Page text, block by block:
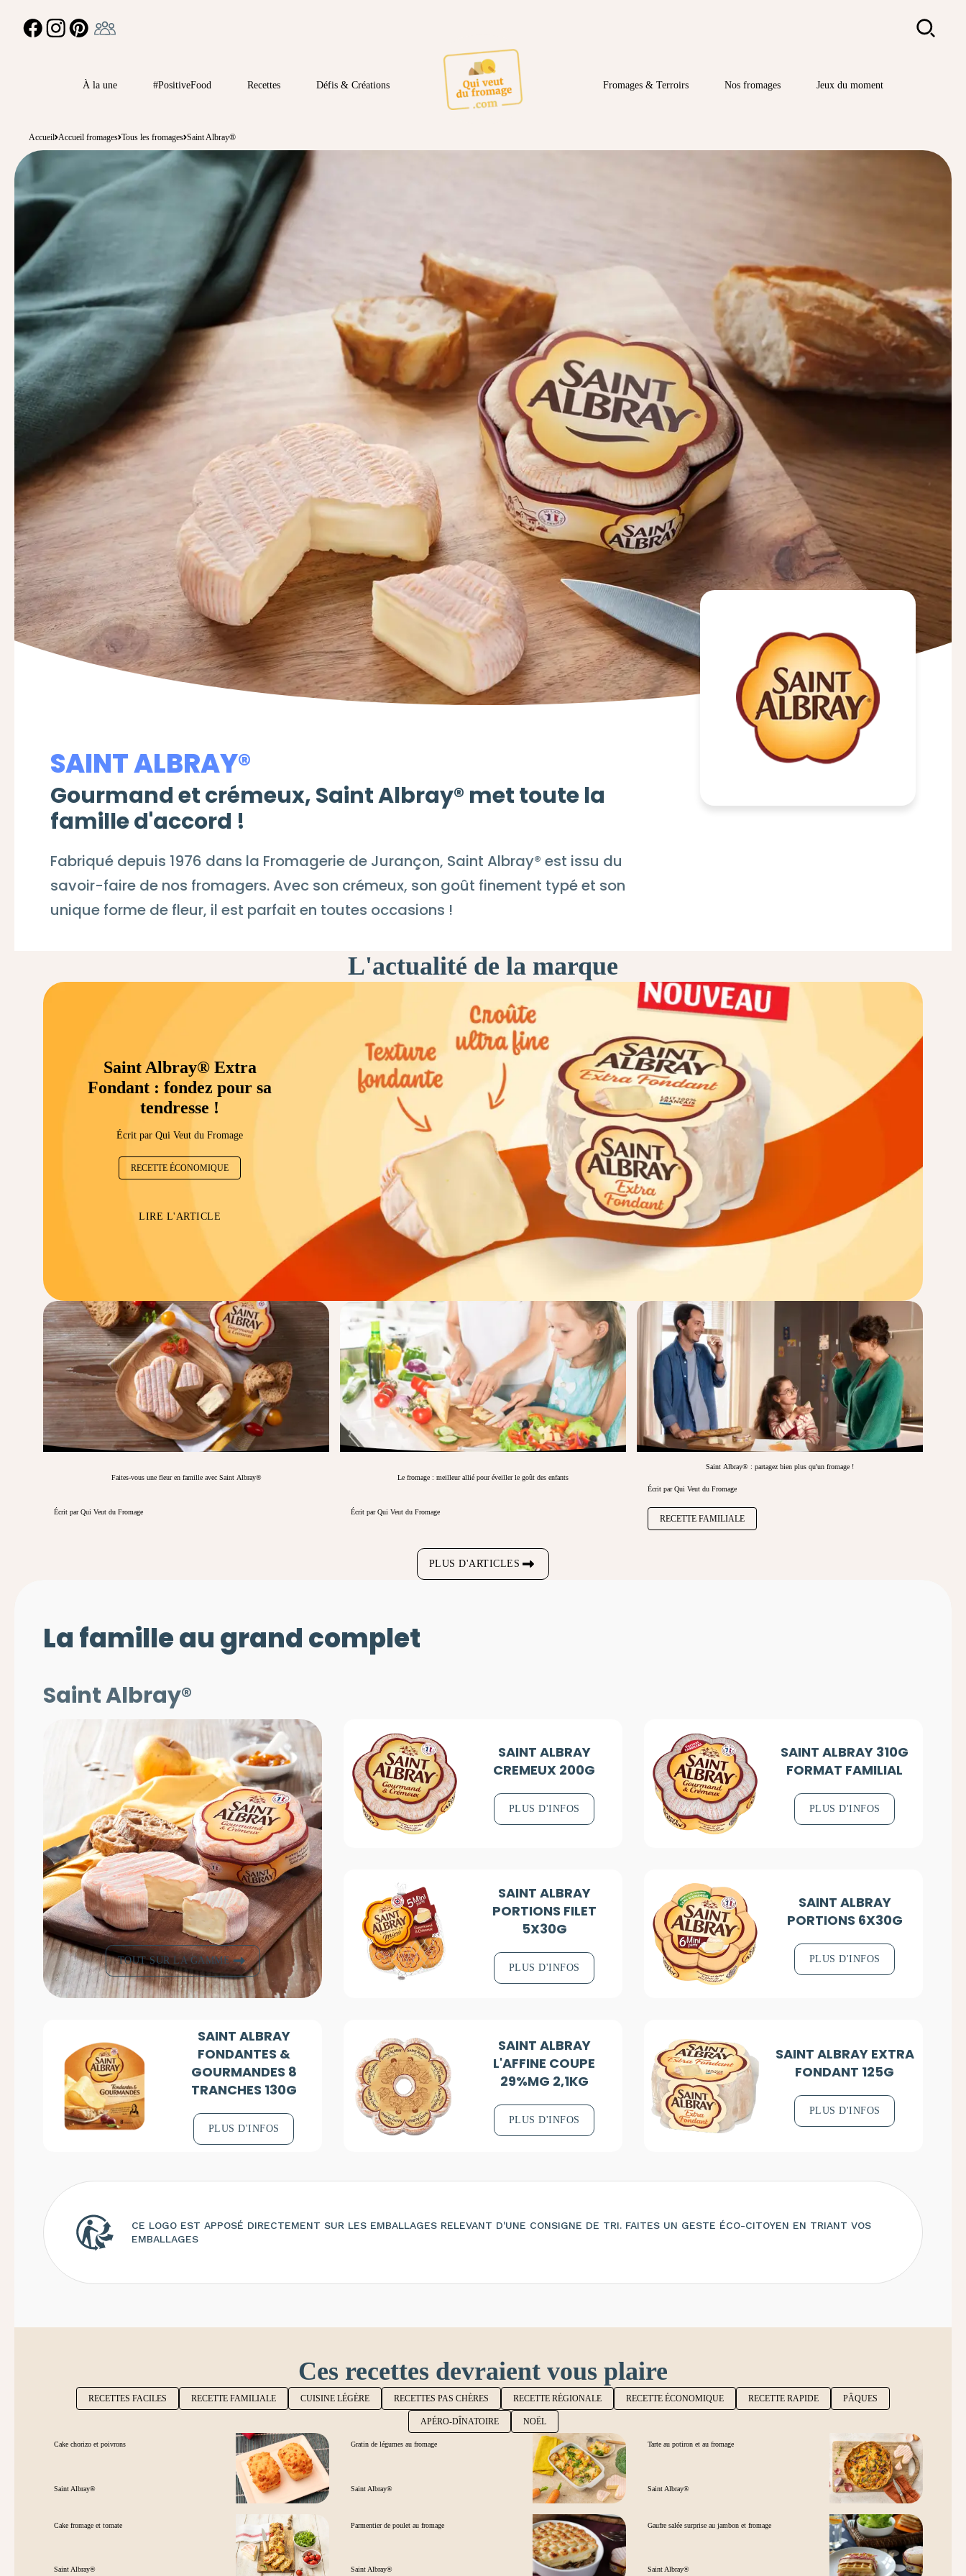
FACEBOOKINSTAGRAMPINTEREST Rechercher
À la une #PositiveFood Recettes Défis & Créations Fromages & Terroirs Nos fromages Jeux du moment
Accueil Accueil fromages Tous les fromages Saint Albray®
SAINT ALBRAY®
Gourmand et crémeux, Saint Albray® met toute la
famille d'accord !
Fabriqué depuis 1976 dans la Fromagerie de Jurançon, Saint Albray® est issu du
savoir-faire de nos fromagers. Avec son crémeux, son goût finement typé et son
unique forme de fleur, il est parfait en toutes occasions !
L'actualité de la marque
Saint Albray® Extra
Fondant : fondez pour sa
tendresse !
Écrit par Qui Veut du Fromage
RECETTE ÉCONOMIQUE
LIRE L'ARTICLE
Faites-vous une fleur en famille avec Saint Albray®
Écrit par Qui Veut du Fromage
Le fromage : meilleur allié pour éveiller le goût des enfants
Écrit par Qui Veut du Fromage
Saint Albray® : partagez bien plus qu'un fromage !
Écrit par Qui Veut du Fromage
RECETTE FAMILIALE
PLUS D'ARTICLES
La famille au grand complet
Saint Albray®
TOUT SUR LA GAMME
SAINT ALBRAY
CREMEUX 200G
PLUS D'INFOS
SAINT ALBRAY 310G
FORMAT FAMILIAL
PLUS D'INFOS
SAINT ALBRAY
PORTIONS FILET
5X30G
PLUS D'INFOS
SAINT ALBRAY
PORTIONS 6X30G
PLUS D'INFOS
SAINT ALBRAY
FONDANTES &
GOURMANDES 8
TRANCHES 130G
PLUS D'INFOS
SAINT ALBRAY
L'AFFINE COUPE
29%MG 2,1KG
PLUS D'INFOS
SAINT ALBRAY EXTRA
FONDANT 125G
PLUS D'INFOS
CE LOGO EST APPOSÉ DIRECTEMENT SUR LES EMBALLAGES RELEVANT D'UNE CONSIGNE DE TRI. FAITES UN GESTE ÉCO-CITOYEN EN TRIANT VOS
EMBALLAGES
Ces recettes devraient vous plaire
RECETTES FACILES RECETTE FAMILIALE CUISINE LÉGÈRE RECETTES PAS CHÈRES RECETTE RÉGIONALE RECETTE ÉCONOMIQUE RECETTE RAPIDE PÂQUES
APÉRO-DÎNATOIRE NOËL
Cake chorizo et poivrons
Saint Albray®
Gratin de légumes au fromage
Saint Albray®
Tarte au potiron et au fromage
Saint Albray®
Cake fromage et tomate
Saint Albray®
Parmentier de poulet au fromage
Saint Albray®
Gaufre salée surprise au jambon et fromage
Saint Albray®